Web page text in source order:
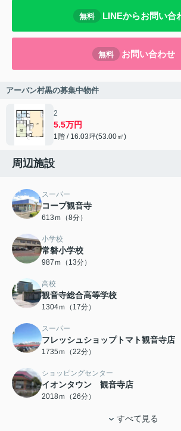
無料 LINEからお問い合
無料 お問い合わせ
アーバン村黒の募集中物件
2
5.5万円
1階 / 16.03坪(53.00㎡)
周辺施設
スーパー
コープ観音寺
613ｍ（8分）
小学校
常磐小学校
987ｍ（13分）
高校
観音寺総合高等学校
1304ｍ（17分）
スーパー
フレッシュショップトマト観音寺店
1735ｍ（22分）
ショッピングセンター
イオンタウン 観音寺店
2018ｍ（26分）
すべて見る